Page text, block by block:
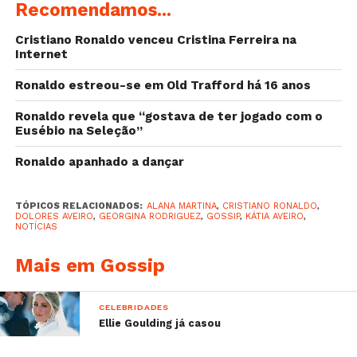
Día de partido en familia
@doloresaveiroofficial @ivana_rh
Recomendamos...
Cristiano Ronaldo venceu Cristina Ferreira na
Internet
Ronaldo estreou-se em Old Trafford há 16 anos
Ronaldo revela que “gostava de ter jogado com o
Eusébio na Seleção”
Ronaldo apanhado a dançar
TÓPICOS RELACIONADOS: ALANA MARTINA, CRISTIANO RONALDO,
DOLORES AVEIRO, GEORGINA RODRIGUEZ, GOSSIP, KÁTIA AVEIRO,
NOTÍCIAS
Mais em Gossip
CELEBRIDADES
Ellie Goulding já casou